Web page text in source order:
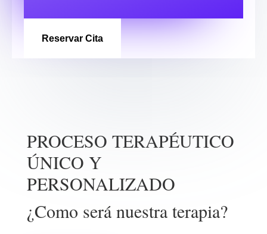
Reservar Cita
PROCESO TERAPÉUTICO
ÚNICO Y
PERSONALIZADO
¿Como será nuestra terapia?